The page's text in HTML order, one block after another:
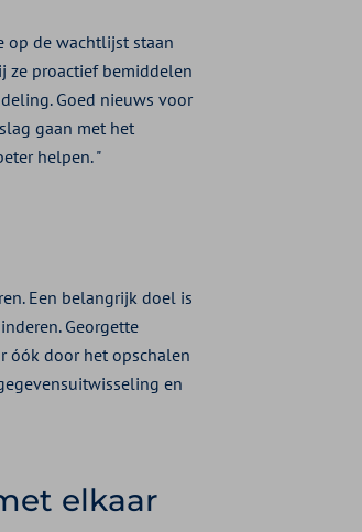
op de wachtlijst staan
ze proactief bemiddelen
Goed nieuws voor
gaan met het
helpen. "
Een belangrijk doel is
Georgette
óók door het opschalen
en
elkaar